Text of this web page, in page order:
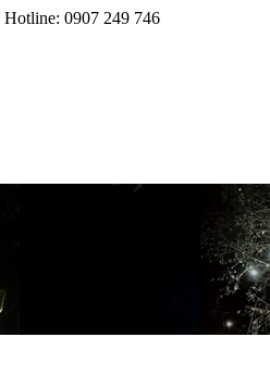
Hotline: 0907 249 746